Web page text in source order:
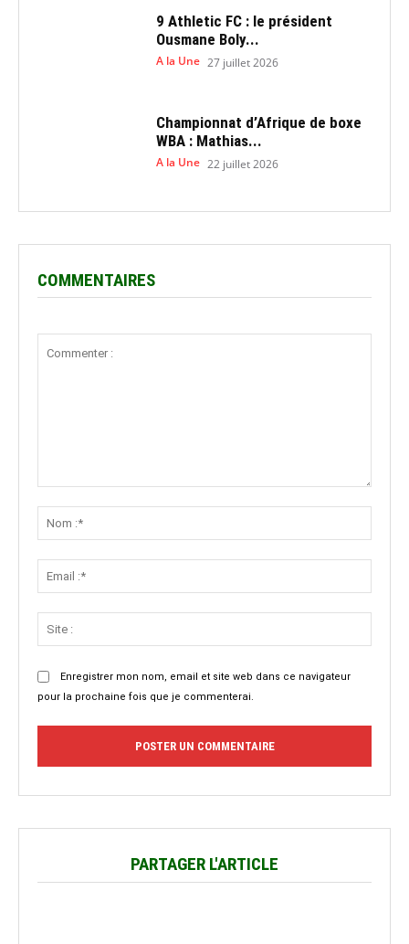
9 Athletic FC : le président
Ousmane Boly...
A la Une 27 juillet 2026
Championnat d’Afrique de boxe
WBA : Mathias...
A la Une 22 juillet 2026
COMMENTAIRES
Enregistrer mon nom, email et site web dans ce navigateur
pour la prochaine fois que je commenterai.
PARTAGER L'ARTICLE